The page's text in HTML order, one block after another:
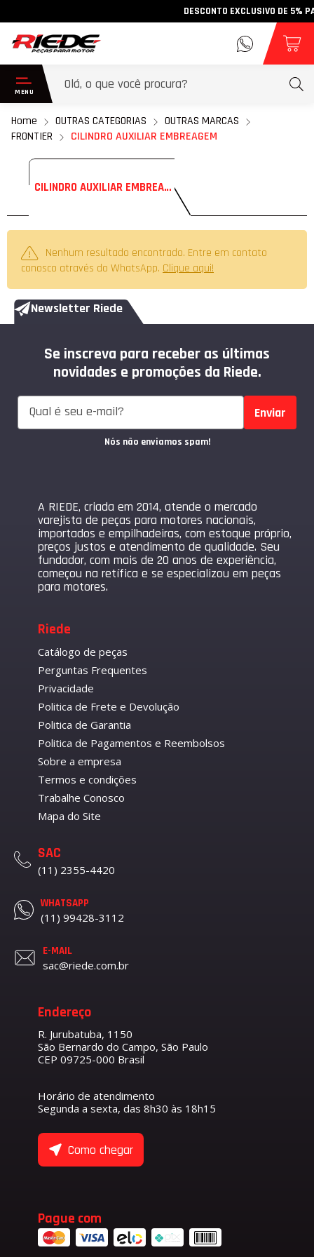
DESCONTO EXCLUSIVO DE 5%
Home OUTRAS CATEGORIAS
OUTRAS MARCAS
FRONTIER
CILINDRO AUXILIAR EMBREAGEM
CILINDRO AUXILIAR EMBREAGEM
Nenhum resultado encontrado. Entre em contato
conosco através do WhatsApp. Clique aqui!
Newsletter Riede
Se inscreva para receber as últimas
novidades e promoções da Riede.
Enviar
Nós não enviamos spam!
A RIEDE, criada em 2014, atende o mercado
varejista de peças para motores nacionais,
importados e empilhadeiras, com estoque próprio,
preços justos e atendimento de qualidade. Seu
fundador, com mais de 20 anos de experiência,
começou na retífica e se especializou em peças
para motores.
Riede
Catálogo de peças
Perguntas Frequentes
Privacidade
Politica de Frete e Devolução
Politica de Garantia
Politica de Pagamentos e Reembolsos
Sobre a empresa
Termos e condições
Trabalhe Conosco
Mapa do Site
SAC
(11) 2355-4420
WHATSAPP
(11) 99428-3112
E-MAIL
sac@riede.com.br
Endereço
R. Jurubatuba, 1150
São Bernardo do Campo, São Paulo
CEP 09725-000 Brasil
Horário de atendimento
Segunda a sexta, das 8h30 às 18h15
Como chegar
Pague com